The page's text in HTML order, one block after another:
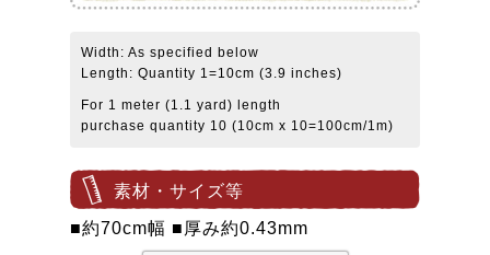
Width: As specified below
Length: Quantity 1=10cm (3.9 inches)
For 1 meter (1.1 yard) length
purchase quantity 10 (10cm x 10=100cm/1m)
素材・サイズ等
■約70cm幅 ■厚み約0.43mm